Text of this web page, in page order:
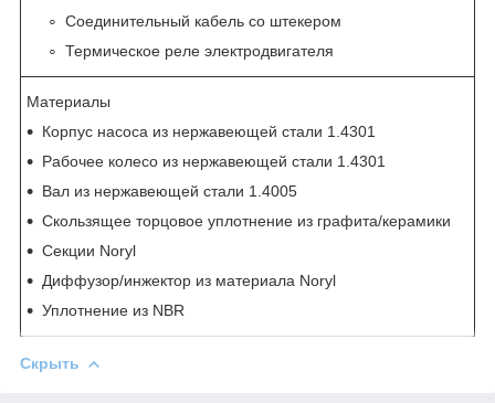
Соединительный кабель со штекером
Термическое реле электродвигателя
Материалы
Корпус насоса из нержавеющей стали 1.4301
Рабочее колесо из нержавеющей стали 1.4301
Вал из нержавеющей стали 1.4005
Скользящее торцовое уплотнение из графита/керамики
Секции Noryl
Диффузор/инжектор из материала Noryl
Уплотнение из NBR
Скрыть